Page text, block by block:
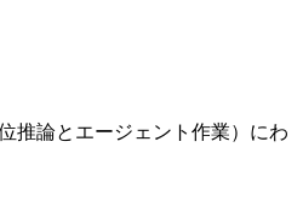
推論とエージェント作業）にわ